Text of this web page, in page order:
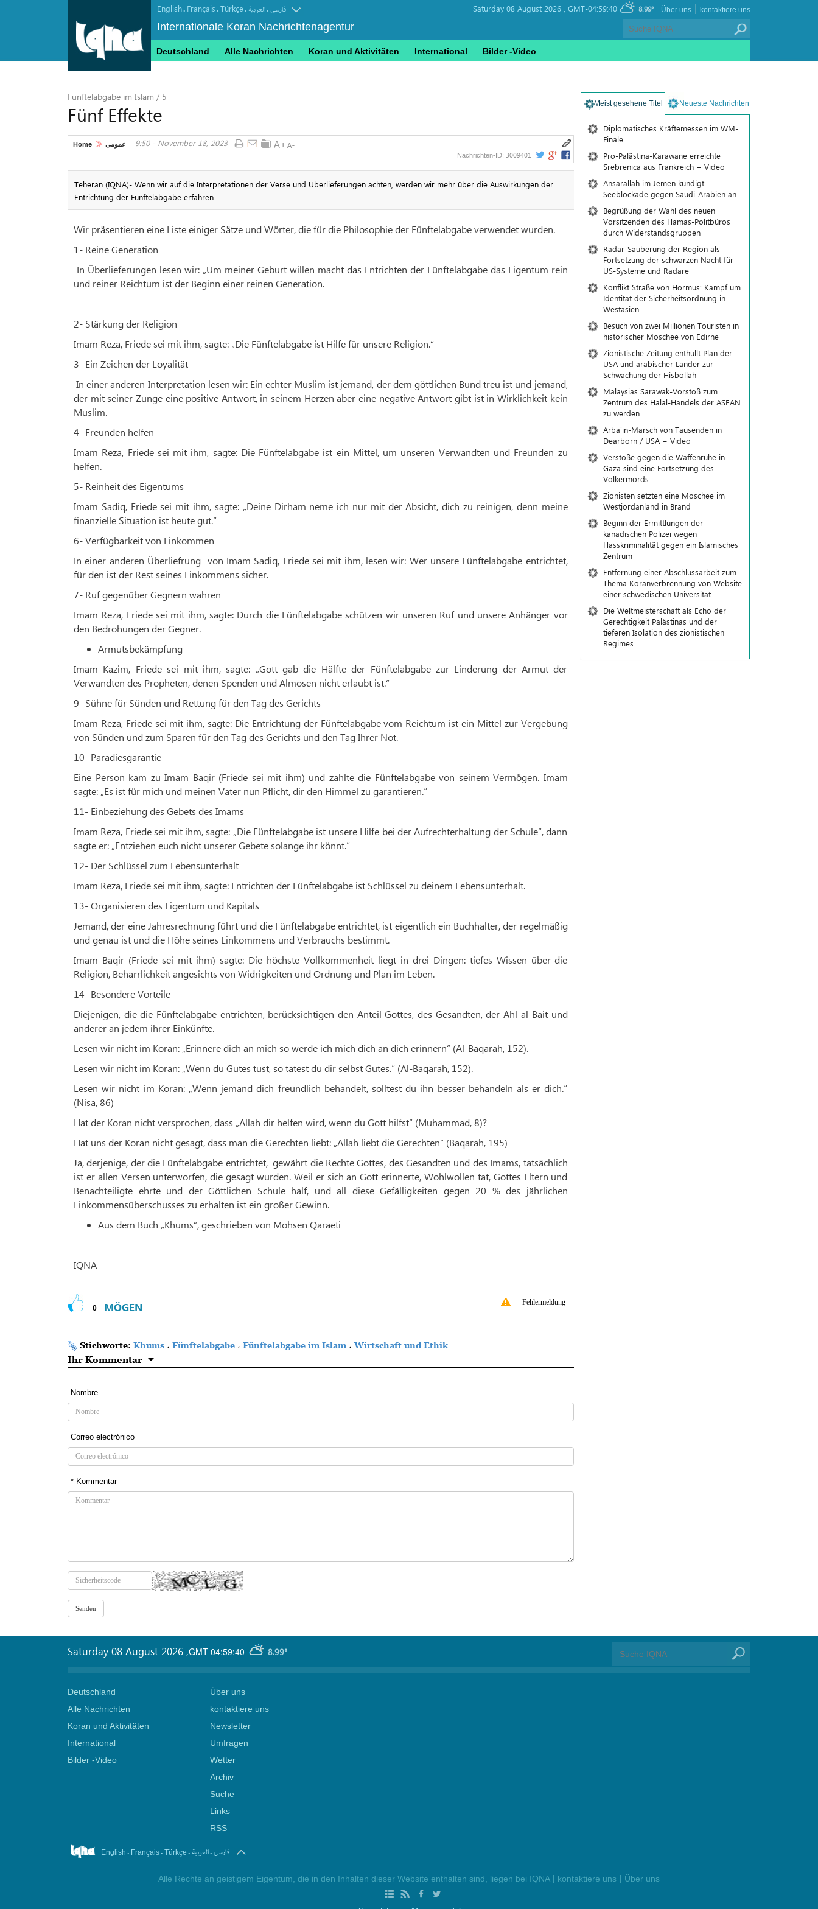
English. Français.Türkçe. العربیة.فارسی
Internationale Koran Nachrichtenagentur
Saturday 08 August 2026 , GMT-04:59:40 8.99° kontaktiere uns
|
Über uns
Deutschland Alle Nachrichten Koran und Aktivitäten International Bilder -Video
Fünftelabgabe im Islam / 5
Fünf Effekte
Home عمومی 9:50 - November 18, 2023
Nachrichten-ID: 3009401
Teheran (IQNA)- Wenn wir auf die Interpretationen der Verse und Überlieferungen achten, werden wir mehr über die Auswirkungen der
Entrichtung der Fünftelabgabe erfahren.
Wir präsentieren eine Liste einiger Sätze und Wörter, die für die Philosophie der Fünftelabgabe verwendet wurden.
1- Reine Generation
In Überlieferungen lesen wir: „Um meiner Geburt willen macht das Entrichten der Fünftelabgabe das Eigentum rein
und reiner Reichtum ist der Beginn einer reinen Generation.
2- Stärkung der Religion
Imam Reza, Friede sei mit ihm, sagte: „Die Fünftelabgabe ist Hilfe für unsere Religion.“
3- Ein Zeichen der Loyalität
In einer anderen Interpretation lesen wir: Ein echter Muslim ist jemand, der dem göttlichen Bund treu ist und jemand,
der mit seiner Zunge eine positive Antwort, in seinem Herzen aber eine negative Antwort gibt ist in Wirklichkeit kein
Muslim.
4- Freunden helfen
Imam Reza, Friede sei mit ihm, sagte: Die Fünftelabgabe ist ein Mittel, um unseren Verwandten und Freunden zu
helfen.
5- Reinheit des Eigentums
Imam Sadiq, Friede sei mit ihm, sagte: „Deine Dirham neme ich nur mit der Absicht, dich zu reinigen, denn meine
finanzielle Situation ist heute gut.“
6- Verfügbarkeit von Einkommen
In einer anderen Überliefrung von Imam Sadiq, Friede sei mit ihm, lesen wir: Wer unsere Fünftelabgabe entrichtet,
für den ist der Rest seines Einkommens sicher.
7- Ruf gegenüber Gegnern wahren
Imam Reza, Friede sei mit ihm, sagte: Durch die Fünftelabgabe schützen wir unseren Ruf und unsere Anhänger vor
den Bedrohungen der Gegner.
Armutsbekämpfung
Imam Kazim, Friede sei mit ihm, sagte: „Gott gab die Hälfte der Fünftelabgabe zur Linderung der Armut der
Verwandten des Propheten, denen Spenden und Almosen nicht erlaubt ist.“
9- Sühne für Sünden und Rettung für den Tag des Gerichts
Imam Reza, Friede sei mit ihm, sagte: Die Entrichtung der Fünftelabgabe vom Reichtum ist ein Mittel zur Vergebung
von Sünden und zum Sparen für den Tag des Gerichts und den Tag Ihrer Not.
10- Paradiesgarantie
Eine Person kam zu Imam Baqir (Friede sei mit ihm) und zahlte die Fünftelabgabe von seinem Vermögen. Imam
sagte: „Es ist für mich und meinen Vater nun Pflicht, dir den Himmel zu garantieren.“
11- Einbeziehung des Gebets des Imams
Imam Reza, Friede sei mit ihm, sagte: „Die Fünftelabgabe ist unsere Hilfe bei der Aufrechterhaltung der Schule“, dann
sagte er: „Entziehen euch nicht unserer Gebete solange ihr könnt.“
12- Der Schlüssel zum Lebensunterhalt
Imam Reza, Friede sei mit ihm, sagte: Entrichten der Fünftelabgabe ist Schlüssel zu deinem Lebensunterhalt.
13- Organisieren des Eigentum und Kapitals
Jemand, der eine Jahresrechnung führt und die Fünftelabgabe entrichtet, ist eigentlich ein Buchhalter, der regelmäßig
und genau ist und die Höhe seines Einkommens und Verbrauchs bestimmt.
Imam Baqir (Friede sei mit ihm) sagte: Die höchste Vollkommenheit liegt in drei Dingen: tiefes Wissen über die
Religion, Beharrlichkeit angesichts von Widrigkeiten und Ordnung und Plan im Leben.
14- Besondere Vorteile
Diejenigen, die die Fünftelabgabe entrichten, berücksichtigen den Anteil Gottes, des Gesandten, der Ahl al-Bait und
anderer an jedem ihrer Einkünfte.
Lesen wir nicht im Koran: „Erinnere dich an mich so werde ich mich dich an dich erinnern“ (Al-Baqarah, 152).
Lesen wir nicht im Koran: „Wenn du Gutes tust, so tatest du dir selbst Gutes.“ (Al-Baqarah, 152).
Lesen wir nicht im Koran: „Wenn jemand dich freundlich behandelt, solltest du ihn besser behandeln als er dich.“
(Nisa, 86)
Hat der Koran nicht versprochen, dass „Allah dir helfen wird, wenn du Gott hilfst“ (Muhammad, 8)?
Hat uns der Koran nicht gesagt, dass man die Gerechten liebt: „Allah liebt die Gerechten“ (Baqarah, 195)
Ja, derjenige, der die Fünftelabgabe entrichtet, gewährt die Rechte Gottes, des Gesandten und des Imams, tatsächlich
ist er allen Versen unterworfen, die gesagt wurden. Weil er sich an Gott erinnerte, Wohlwollen tat, Gottes Eltern und
Benachteiligte ehrte und der Göttlichen Schule half, und all diese Gefälligkeiten gegen 20 % des jährlichen
Einkommensüberschusses zu erhalten ist ein großer Gewinn.
Aus dem Buch „Khums“, geschrieben von Mohsen Qaraeti
IQNA
0 MÖGEN Fehlermeldung
Stichworte: Khums ، Fünftelabgabe ، Fünftelabgabe im Islam ،Wirtschaft und Ethik
Ihr Kommentar
Nombre
Correo electrónico
* Kommentar
Meist gesehene Titel Neueste Nachrichten
Diplomatisches Kräftemessen im WM-
Finale
Pro-Palästina-Karawane erreichte
Srebrenica aus Frankreich + Video
Ansarallah im Jemen kündigt
Seeblockade gegen Saudi-Arabien an
Begrüßung der Wahl des neuen
Vorsitzenden des Hamas-Politbüros
durch Widerstandsgruppen
Radar-Säuberung der Region als
Fortsetzung der schwarzen Nacht für
US-Systeme und Radare
Konflikt Straße von Hormus: Kampf um
Identität der Sicherheitsordnung in
Westasien
Besuch von zwei Millionen Touristen in
historischer Moschee von Edirne
Zionistische Zeitung enthüllt Plan der
USA und arabischer Länder zur
Schwächung der Hisbollah
Malaysias Sarawak-Vorstoß zum
Zentrum des Halal-Handels der ASEAN
zu werden
Arba'in-Marsch von Tausenden in
Dearborn / USA + Video
Verstöße gegen die Waffenruhe in
Gaza sind eine Fortsetzung des
Völkermords
Zionisten setzten eine Moschee im
Westjordanland in Brand
Beginn der Ermittlungen der
kanadischen Polizei wegen
Hasskriminalität gegen ein Islamisches
Zentrum
Entfernung einer Abschlussarbeit zum
Thema Koranverbrennung von Website
einer schwedischen Universität
Die Weltmeisterschaft als Echo der
Gerechtigkeit Palästinas und der
tieferen Isolation des zionistischen
Regimes
GMT-04:59:40 8.99°
Saturday 08 August 2026 ,
Deutschland
Alle Nachrichten
Koran und Aktivitäten
International
Bilder -Video
Über uns
kontaktiere uns
Newsletter
Umfragen
Wetter
Archiv
Suche
Links
RSS
English . Français. Türkçe . العربیة.فارسی
Alle Rechte an geistigem Eigentum, die in den Inhalten dieser Website enthalten sind, liegen bei IQNA | kontaktiere uns | Über uns